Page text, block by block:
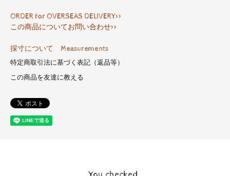
ORDER for OVERSEAS DELIVERY>>
この商品についてお問い合わせ>>
採寸について Measurements
特定商取引法に基づく表記（返品等）
この商品を友達に教える